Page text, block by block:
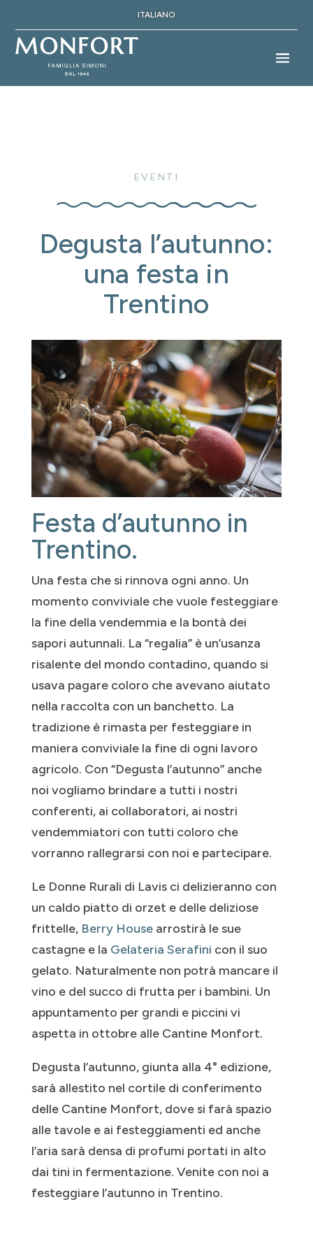
ITALIANO
EVENTI
Degusta l’autunno:
una festa in
Trentino
Festa d’autunno in
Trentino.
Una festa che si rinnova ogni anno. Un
momento conviviale che vuole festeggiare
la fine della vendemmia e la bontà dei
sapori autunnali. La “regalia” è un’usanza
risalente del mondo contadino, quando si
usava pagare coloro che avevano aiutato
nella raccolta con un banchetto. La
tradizione è rimasta per festeggiare in
maniera conviviale la fine di ogni lavoro
agricolo. Con “Degusta l’autunno” anche
noi vogliamo brindare a tutti i nostri
conferenti, ai collaboratori, ai nostri
vendemmiatori con tutti coloro che
vorranno rallegrarsi con noi e partecipare.
Le Donne Rurali di Lavis ci delizieranno con
un caldo piatto di orzet e delle deliziose
frittelle, Berry Housearrostirà le sue
castagne e la Gelateria Serafini con il suo
gelato. Naturalmente non potrà mancare il
vino e del succo di frutta per i bambini. Un
appuntamento per grandi e piccini vi
aspetta in ottobre alle Cantine Monfort.
Degusta l’autunno, giunta alla 4° edizione,
sarà allestito nel cortile di conferimento
delle Cantine Monfort, dove si farà spazio
alle tavole e ai festeggiamenti ed anche
l’aria sarà densa di profumi portati in alto
dai tini in fermentazione. Venite con noi a
festeggiare l’autunno in Trentino.